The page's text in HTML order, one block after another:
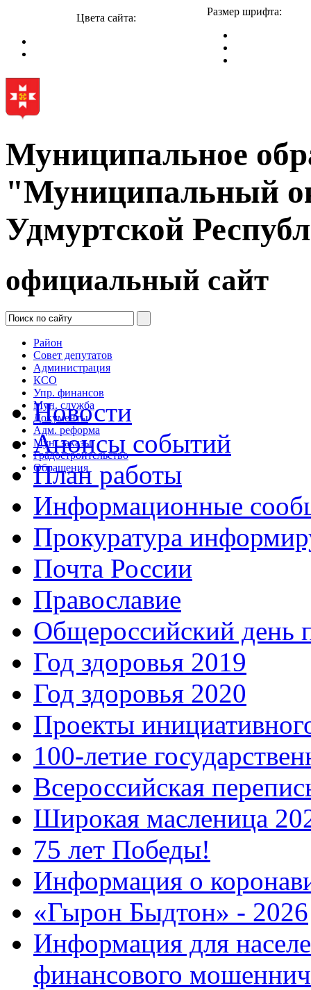
Цвета сайта:
Размер шрифта:
Муниципальное
"Муниципальный
Удмуртской
официальный сайт
Район
Совет депутатов
Администрация
КСО
Упр. финансов
Мун. служба
Документы
Адм. реформа
Мун. заказы
Градостроительство
Обращения
Новости
Анонсы событий
План работы
Информационные
Прокуратура
Почта России
Православие
Общероссийский день
Год здоровья 2019
Год здоровья 2020
Проекты
100-летие
Всероссийская
Широкая масленица
75 лет Победы!
Информация о
«Гырон Быдтон» - 2026
Информация для
финансового